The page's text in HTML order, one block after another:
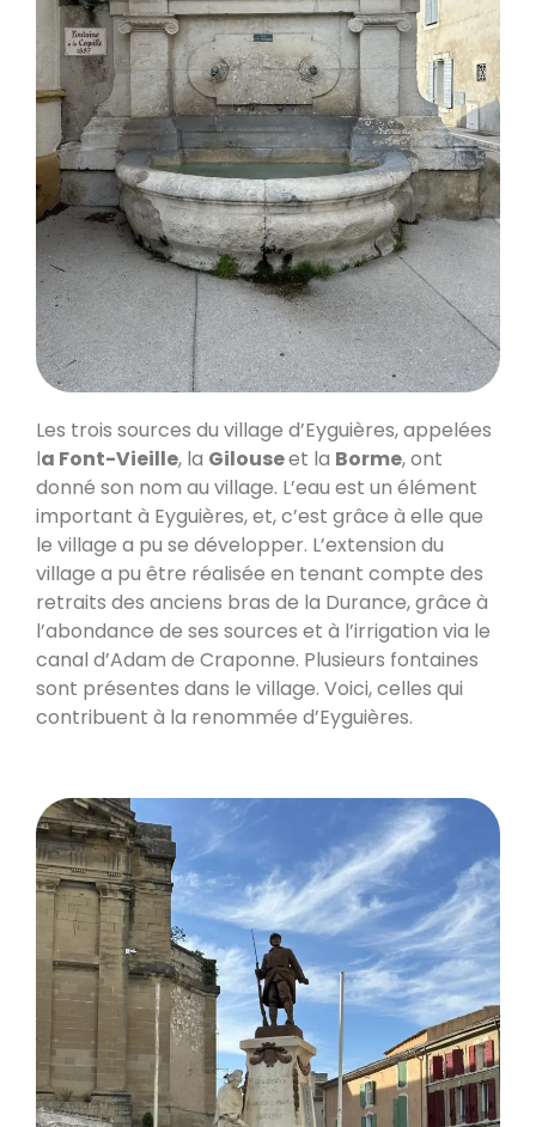
Les trois sources du village d’Eyguières, appelées
la Font-Vieille, la Gilouseet la Borme, ont
donné son nom au village. L’eau est un élément
important à Eyguières, et, c’est grâce à elle que
le village a pu se développer. L’extension du
village a pu être réalisée en tenant compte des
retraits des anciens bras de la Durance, grâce à
l’abondance de ses sources et à l’irrigation via le
canal d’Adam de Craponne. Plusieurs fontaines
sont présentes dans le village. Voici, celles qui
contribuent à la renommée d’Eyguières.